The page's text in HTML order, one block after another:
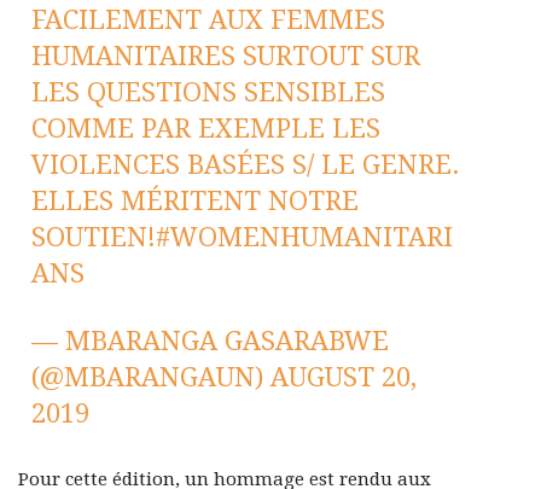
FACILEMENT AUX FEMMES
HUMANITAIRES SURTOUT SUR
LES QUESTIONS SENSIBLES
COMME PAR EXEMPLE LES
VIOLENCES BASÉES S/ LE GENRE.
ELLES MÉRITENT NOTRE
SOUTIEN!#WOMENHUMANITARI
ANS
— MBARANGA GASARABWE
(@MBARANGAUN)AUGUST 20,
2019
Pour cette édition, un hommage est rendu aux